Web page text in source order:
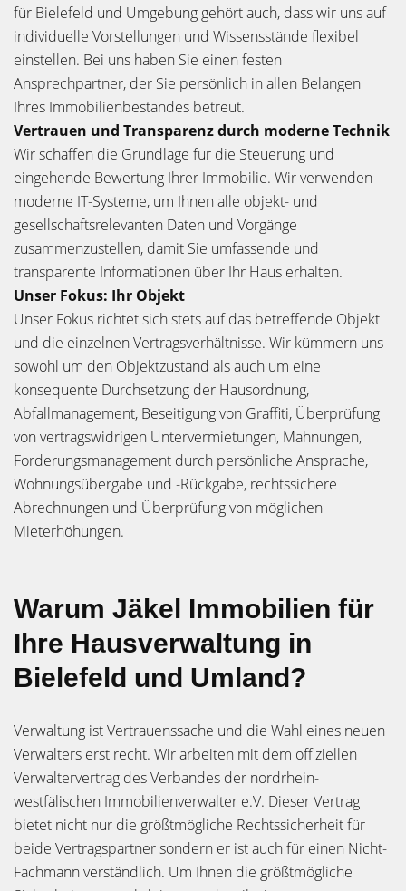
für Bielefeld und Umgebung gehört auch, dass wir uns auf
individuelle Vorstellungen und Wissensstände flexibel
einstellen. Bei uns haben Sie einen festen
Ansprechpartner, der Sie persönlich in allen Belangen
Ihres Immobilienbestandes betreut.
Vertrauen und Transparenz durch moderne Technik
Wir schaffen die Grundlage für die Steuerung und
eingehende Bewertung Ihrer Immobilie. Wir verwenden
moderne IT-Systeme, um Ihnen alle objekt- und
gesellschaftsrelevanten Daten und Vorgänge
zusammenzustellen, damit Sie umfassende und
transparente Informationen über Ihr Haus erhalten.
Unser Fokus: Ihr Objekt
Unser Fokus richtet sich stets auf das betreffende Objekt
und die einzelnen Vertragsverhältnisse. Wir kümmern uns
sowohl um den Objektzustand als auch um eine
konsequente Durchsetzung der Hausordnung,
Abfallmanagement, Beseitigung von Graffiti, Überprüfung
von vertragswidrigen Untervermietungen, Mahnungen,
Forderungsmanagement durch persönliche Ansprache,
Wohnungsübergabe und -Rückgabe, rechtssichere
Abrechnungen und Überprüfung von möglichen
Mieterhöhungen.
Warum Jäkel Immobilien für
Ihre Hausverwaltung in
Bielefeld und Umland?
Verwaltung ist Vertrauenssache und die Wahl eines neuen
Verwalters erst recht. Wir arbeiten mit dem offiziellen
Verwaltervertrag des Verbandes der nordrhein-
westfälischen Immobilienverwalter e.V. Dieser Vertrag
bietet nicht nur die größtmögliche Rechtssicherheit für
beide Vertragspartner sondern er ist auch für einen Nicht-
Fachmann verständlich. Um Ihnen die größtmögliche